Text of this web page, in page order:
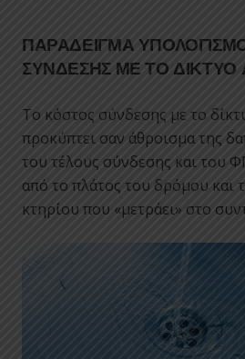
ΠΑΡΑΔΕΙΓΜΑ
ΣΥΝΔΕΣΗΣ ΜΕ ΤΟ
To κόστος σύνδεσης με το
προκύπτει σαν άθροισμα της
του τέλους σύνδεσης και του
από το πλάτος του δρόμου και
κτηρίου που «μετράει» στο